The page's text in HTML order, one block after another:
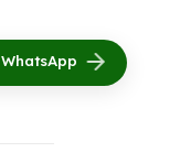
WhatsApp